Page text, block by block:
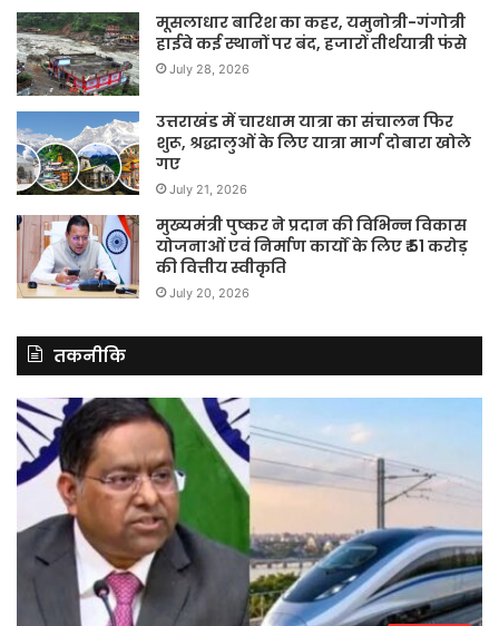
मूसलाधार बारिश का कहर, यमुनोत्री-गंगोत्री
हाईवे कई स्थानों पर बंद, हजारों तीर्थयात्री फंसे
July 28, 2026
उत्तराखंड में चारधाम यात्रा का संचालन फिर
शुरू, श्रद्धालुओं के लिए यात्रा मार्ग दोबारा खोले
गए
July 21, 2026
मुख्यमंत्री पुष्कर ने प्रदान की विभिन्न विकास
योजनाओं एवं निर्माण कार्यों के लिए ₹ 51 करोड़
की वित्तीय स्वीकृति
July 20, 2026
तकनीकि